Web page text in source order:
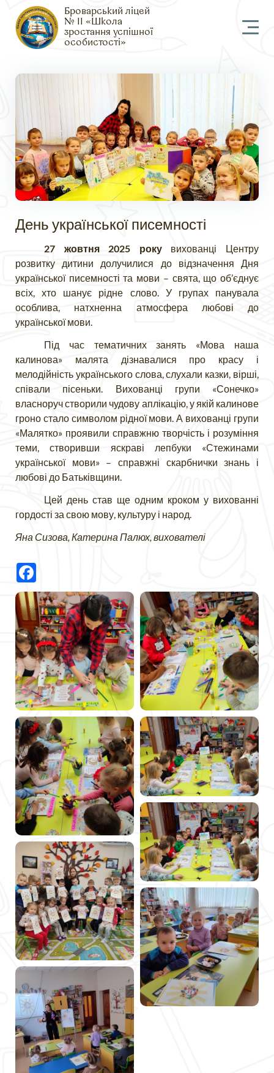
Броварський ліцей
№ 11 «Школа
зростання успішної
особистості»
День української писемності
27 жовтня 2025 рокувихованці Центру
розвитку дитини долучилися до відзначення Дня
української писемності та мови – свята, що об’єднує
всіх, хто шанує рідне слово. У групах панувала
особлива, натхненна атмосфера любові до
української мови.
Під час тематичних занять «Мова наша
калинова» малята дізнавалися про красу і
мелодійність українського слова, слухали казки, вірші,
співали пісеньки. Вихованці групи «Сонечко»
власноруч створили чудову аплікацію, у якій калинове
гроно стало символом рідної мови. А вихованці групи
«Малятко» проявили справжню творчість і розуміння
теми, створивши яскраві лепбуки «Стежинами
української мови» – справжні скарбнички знань і
любові до Батьківщини.
Цей день став ще одним кроком у вихованні
гордості за свою мову, культуру і народ.
Яна Сизова, Катерина Палюх, вихователі